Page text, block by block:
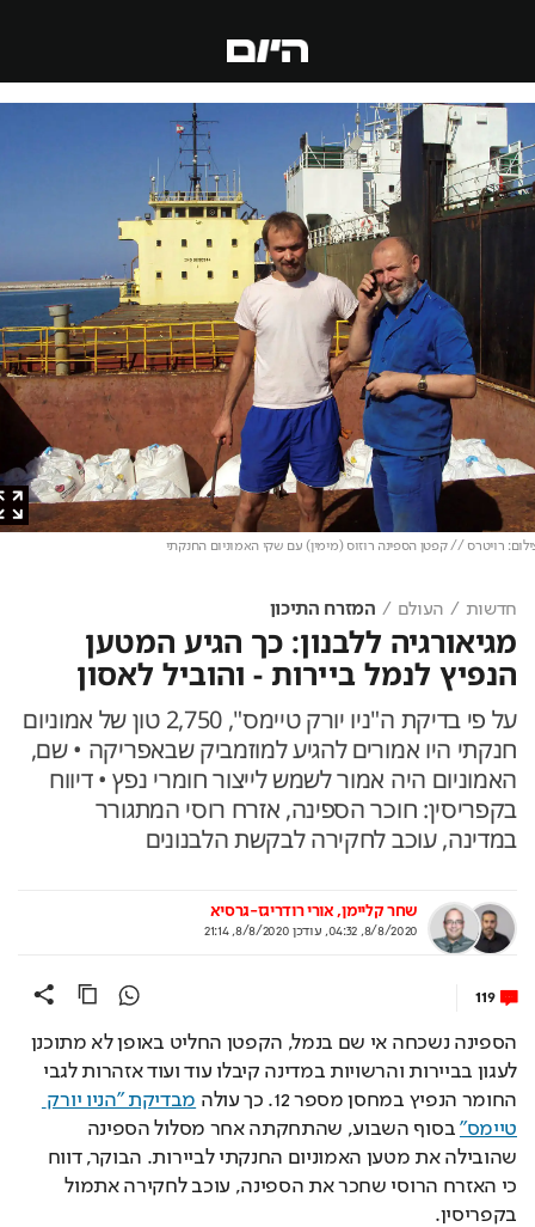
רויטרס // קפטן הספינה רוזוס (מימין) עם שקי האמוניום החנקתי
חדשות העולם המזרח התיכון
מגיאורגיה ללבנון: כך הגיע המטען
הנפיץ לנמל ביירות - והוביל לאסון
על פי בדיקת ה"ניו יורק טיימס", 2,750 טון של אמוניום
חנקתי היו אמורים להגיע למוזמביק שבאפריקה • שם,
האמוניום היה אמור לשמש לייצור חומרי נפץ • דיווח
בקפריסין: חוכר הספינה, אזרח רוסי המתגורר
במדינה, עוכב לחקירה לבקשת הלבנונים
שחר קליימן אורי רודריגז-גרסיא
8/8/2020, 04:32
,עודכן8/8/2020, 21:14
119
הספינה נשכחה אי שם בנמל, הקפטן החליט באופן לא מתוכנן
לעגון בביירות והרשויות במדינה קיבלו עוד ועוד אזהרות לגבי
החומר הנפיץ במחסן מספר 12. כך עולה
מבדיקת "הניו יורק
טיימס"
בסוף השבוע, שהתחקתה אחר מסלול הספינה
שהובילה את מטען האמוניום החנקתי לביירות. הבוקר, דווח
כי האזרח הרוסי שחכר את הספינה, עוכב לחקירה אתמול
בקפריסין.